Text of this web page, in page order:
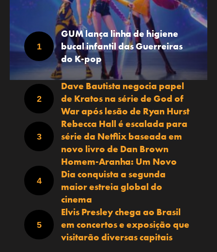
GUM lança linha de higiene
bucal infantil das Guerreiras
do K-pop
Dave Bautista negocia papel
de Kratos na série de God of
War após lesão de Ryan Hurst
Rebecca Hall é escalada para
série da Netflix baseada em
novo livro de Dan Brown
Homem-Aranha: Um Novo
Dia conquista a segunda
maior estreia global do
cinema
Elvis Presley chega ao Brasil
em concertos e exposição que
visitarão diversas capitais